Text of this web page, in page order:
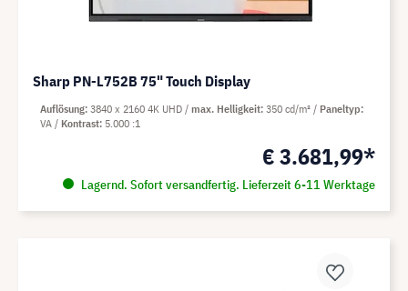
Sharp PN-L752B 75" Touch Display
€ 3.681,99*
Lagernd. Sofort versandfertig. Lieferzeit 6-11 Werktage
Auflösung 3840 x 2160 4K UHD max. Helligkeit 350 cd/m²
Paneltyp
VA
Kontrast 5.000 :1